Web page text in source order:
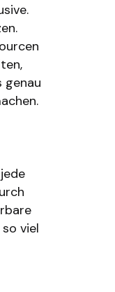
genau
viel